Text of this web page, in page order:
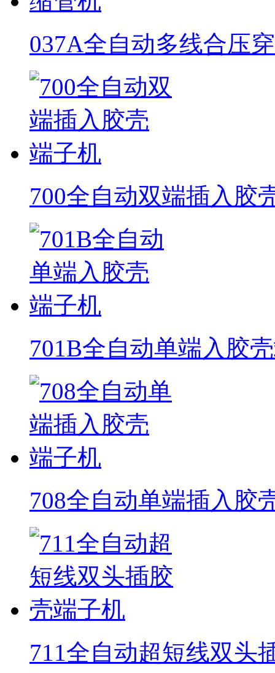
037A全自动多线合压
700全自动双端插入胶
701B全自动单端入胶
708全自动单端插入胶
711全自动超短线双头